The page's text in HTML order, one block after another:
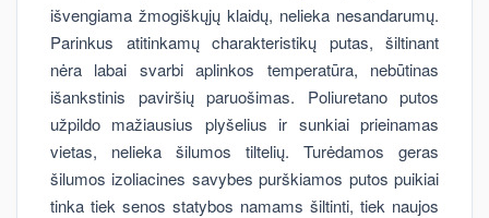
išvengiama žmogiškųjų klaidų, nelieka nesandarumų.
Parinkus atitinkamų charakteristikų putas, šiltinant
nėra labai svarbi aplinkos temperatūra, nebūtinas
išankstinis paviršių paruošimas. Poliuretano putos
užpildo mažiausius plyšelius ir sunkiai prieinamas
vietas, nelieka šilumos tiltelių. Turėdamos geras
šilumos izoliacines savybes purškiamos putos puikiai
tinka tiek senos statybos namams šiltinti, tiek naujos